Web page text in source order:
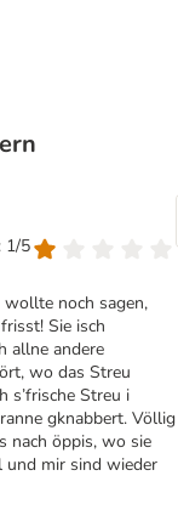
1/5
wollte noch sagen,
Sie isch
allne andere
wo das Streu
s’frische Streu i
gknabbert. Völlig
nach öppis, wo sie
und mir sind wieder